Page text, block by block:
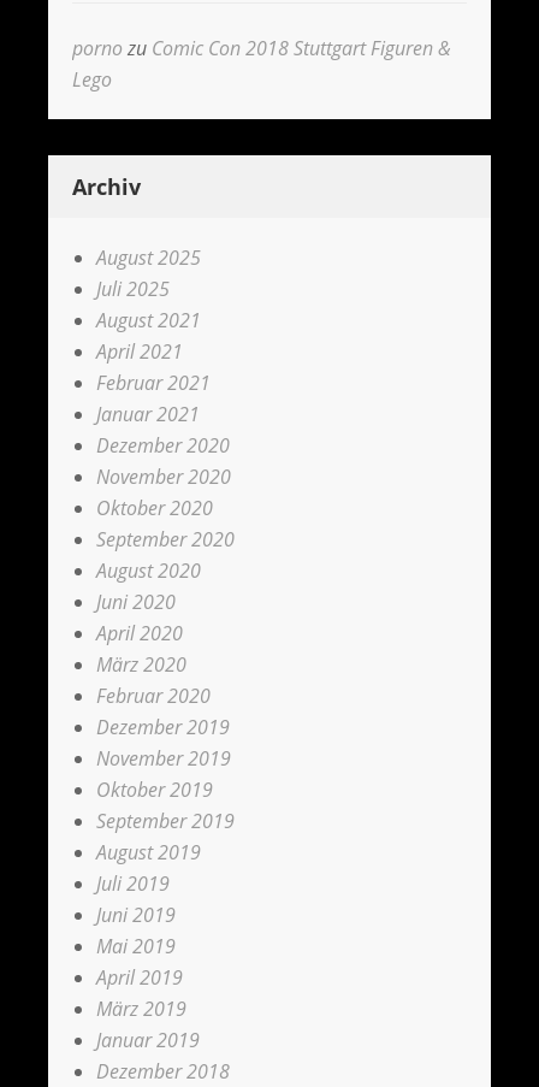
porno zu Comic Con 2018 Stuttgart Figuren &
Lego
Archiv
August 2025
Juli 2025
August 2021
April 2021
Februar 2021
Januar 2021
Dezember 2020
November 2020
Oktober 2020
September 2020
August 2020
Juni 2020
April 2020
März 2020
Februar 2020
Dezember 2019
November 2019
Oktober 2019
September 2019
August 2019
Juli 2019
Juni 2019
Mai 2019
April 2019
März 2019
Januar 2019
Dezember 2018